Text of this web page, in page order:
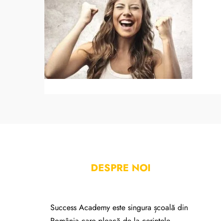
DESPRE NOI
Success Academy este singura școală din